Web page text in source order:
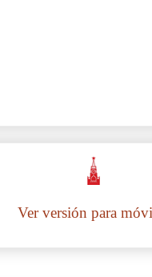
Ver versión para